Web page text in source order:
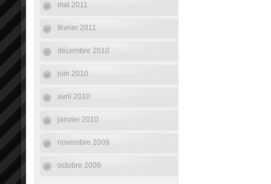
mai 2011
février 2011
décembre 2010
juin 2010
avril 2010
janvier 2010
novembre 2009
octobre 2009